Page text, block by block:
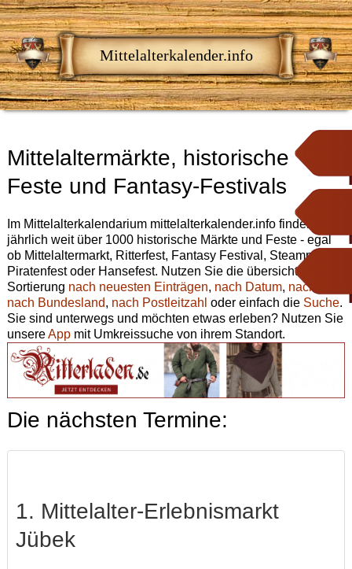
Mittelalterkalender.info
Mittelaltermärkte, historische
Feste und Fantasy-Festivals
Im Mittelalterkalendarium mittelalterkalender.info finden Sie
jährlich weit über 1000 historische Märkte und Feste - egal
ob Mittelaltermarkt, Ritterfest, Fantasy Festival, Steampunk,
Piratenfest oder Hansefest. Nutzen Sie die übersichtliche
Sortierung nach neuesten Einträgen, nach Datum, nach Ort
nach Bundesland, nach Postleitzahl oder einfach die Suche.
Sie sind unterwegs und möchten etwas erleben? Nutzen Sie
unsereAppmit Umkreissuche von ihrem Standort.
Die nächsten Termine:
1. Mittelalter-Erlebnismarkt
Jübek